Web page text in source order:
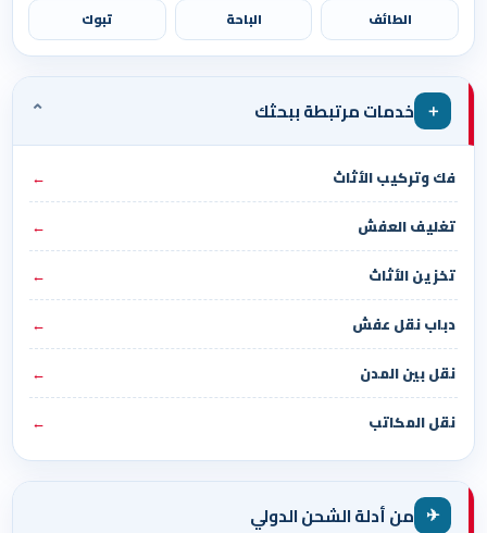
الطائف الباحة تبوك
＋ خدمات مرتبطة ببحثك ⌄
فك وتركيب الأثاث
←
تغليف العفش
←
تخزين الأثاث
←
دباب نقل عفش
←
نقل بين المدن
←
نقل المكاتب
←
✈ من أدلة الشحن الدولي